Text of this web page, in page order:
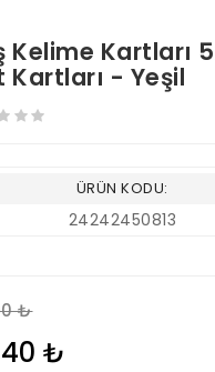
Kelime Kartları
Kartları - Yeşil
ÜRÜN KODU:
24242450813
₺
₺